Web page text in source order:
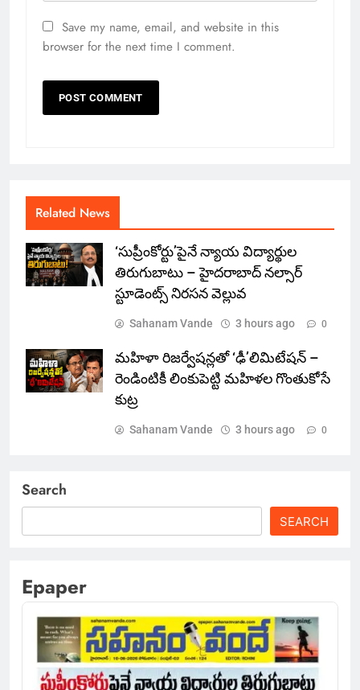
Save my name, email, and website in this
browser for the next time I comment.
Related News
‘సుప్రీంకోర్టు’పైనే న్యాయ విద్యార్థుల
తిరుగుబాటు – హైదరాబాద్ నల్సార్
స్టూడెంట్స్ నిరసన వెల్లువ
Sahanam Vande 3 hours ago 0
మహిళా రిజర్వేషన్లతో ‘ఢీ’లిమిటేషన్ –
రెండింటికీ లింకుపెట్టి మహిళల గొంతుకోసే
కుట్ర
Sahanam Vande 3 hours ago 0
Search
SEARCH
Epaper